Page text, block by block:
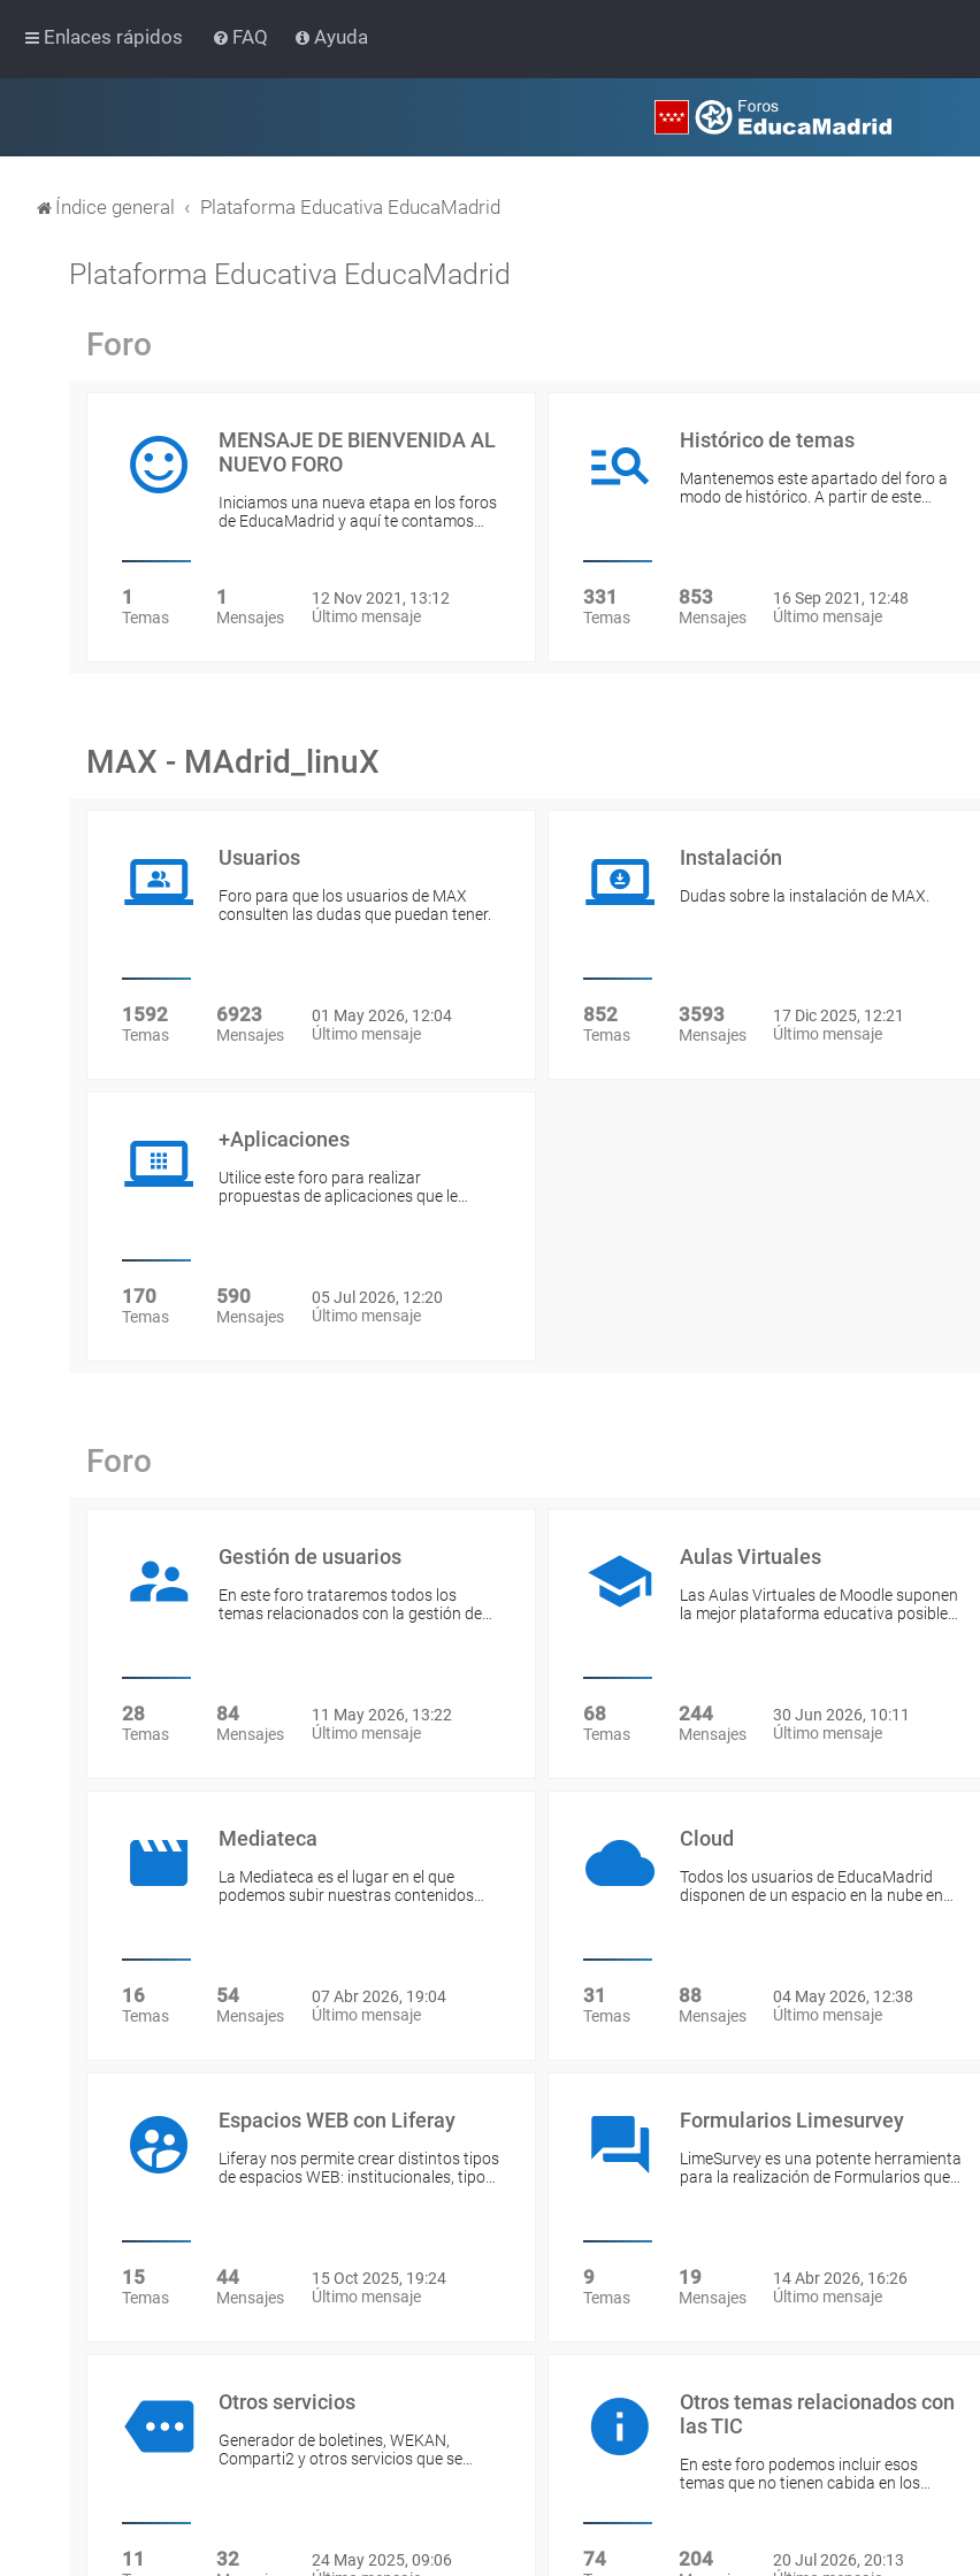
Enlaces rápidos FAQ Ayuda
Índice general Plataforma Educativa EducaMadrid
Plataforma Educativa EducaMadrid
Foro
MENSAJE DE BIENVENIDA AL
NUEVO FORO
Iniciamos una nueva etapa en los foros
de EducaMadrid y aquí te contamos…
1
Temas
1
Mensajes
12 Nov 2021, 13:12
Último mensaje
Histórico de temas
Mantenemos este apartado del foro a
modo de histórico. A partir de este…
331
Temas
853
Mensajes
16 Sep 2021, 12:48
Último mensaje
MAX - MAdrid_linuX
Usuarios
Foro para que los usuarios de MAX
consulten las dudas que puedan tener.
1592
Temas
6923
Mensajes
01 May 2026, 12:04
Último mensaje
Instalación
Dudas sobre la instalación de MAX.
852
Temas
3593
Mensajes
17 Dic 2025, 12:21
Último mensaje
+Aplicaciones
Utilice este foro para realizar
propuestas de aplicaciones que le…
170
Temas
590
Mensajes
05 Jul 2026, 12:20
Último mensaje
Foro
Gestión de usuarios
En este foro trataremos todos los
temas relacionados con la gestión de…
28
Temas
84
Mensajes
11 May 2026, 13:22
Último mensaje
Aulas Virtuales
Las Aulas Virtuales de Moodle suponen
la mejor plataforma educativa posible…
68
Temas
244
Mensajes
30 Jun 2026, 10:11
Último mensaje
Mediateca
La Mediateca es el lugar en el que
podemos subir nuestras contenidos…
16
Temas
54
Mensajes
07 Abr 2026, 19:04
Último mensaje
Cloud
Todos los usuarios de EducaMadrid
disponen de un espacio en la nube en…
31
Temas
88
Mensajes
04 May 2026, 12:38
Último mensaje
Espacios WEB con Liferay
Liferay nos permite crear distintos tipos
de espacios WEB: institucionales, tipo…
15
Temas
44
Mensajes
15 Oct 2025, 19:24
Último mensaje
Formularios Limesurvey
LimeSurvey es una potente herramienta
para la realización de Formularios que…
9
Temas
19
Mensajes
14 Abr 2026, 16:26
Último mensaje
Otros servicios
Generador de boletines, WEKAN,
Comparti2 y otros servicios que se…
11 32
24 May 2025, 09:06
Otros temas relacionados con
las TIC
En este foro podemos incluir esos
temas que no tienen cabida en los…
74 204
20 Jul 2026, 20:13